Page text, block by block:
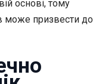
основі, тому
може призвести до